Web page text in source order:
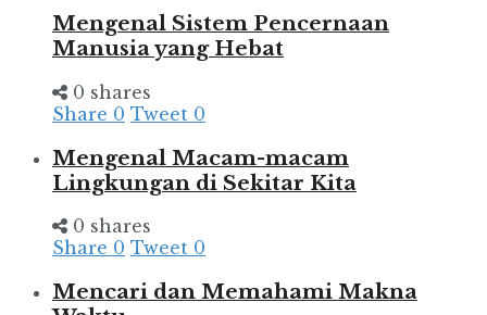
Mengenal Sistem Pencernaan
Manusia yang Hebat
0 shares
Share 0 Tweet 0
Mengenal Macam-macam
Lingkungan di Sekitar Kita
0 shares
Share 0 Tweet 0
Mencari dan Memahami Makna